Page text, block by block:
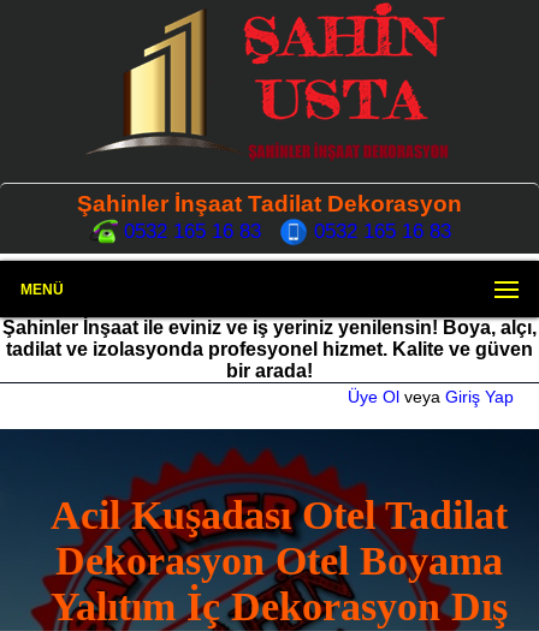
Şahinler İnşaat Tadilat Dekorasyon
0532 165 16 83 0532 165 16 83
MENÜ
Şahinler İnşaat ile eviniz ve iş yeriniz yenilensin! Boya, alçı,
tadilat ve izolasyonda profesyonel hizmet. Kalite ve güven
bir arada!
Üye Ol veya Giriş Yap
Acil Kuşadası Otel Tadilat
Dekorasyon Otel Boyama
Yalıtım İç Dekorasyon Dış